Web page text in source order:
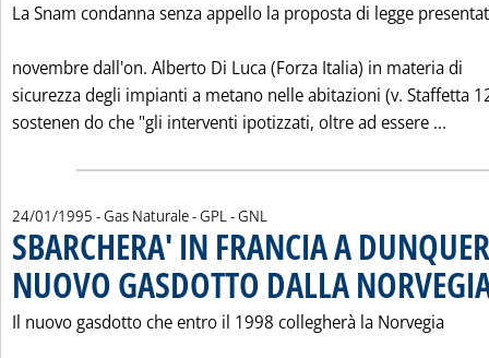
La Snam condanna senza appello la proposta di legge
novembre dall'on. Alberto Di Luca (Forza Italia) in materia di
sicurezza degli impianti a metano nelle abitazioni (v. Staffetta
sostenen do che "gli interventi ipotizzati, oltre ad essere ...
24/01/1995 - Gas Naturale - GPL - GNL
SBARCHERA' IN FRANCIA A
NUOVO GASDOTTO DALLA
Il nuovo gasdotto che entro il 1998 collegherà la Norvegia